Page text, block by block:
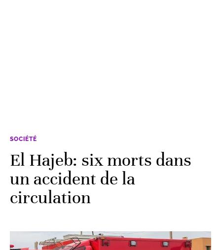
SOCIÉTÉ
El Hajeb: six morts dans
un accident de la
circulation